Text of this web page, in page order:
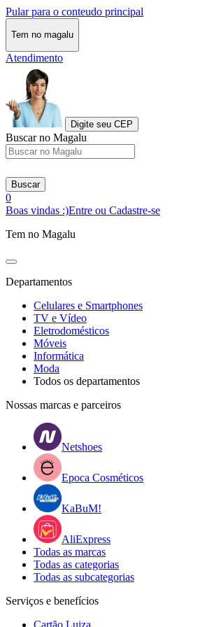
Pular para o conteudo principal
Tem no magalu
Atendimento
Digite seu CEP
Buscar no Magalu
Buscar
0
Boas vindas :)Entre ou Cadastre-se
Tem no Magalu
Departamentos
Celulares e Smartphones
TV e Vídeo
Eletrodomésticos
Móveis
Informática
Moda
Todos os departamentos
Nossas marcas e parceiros
Netshoes
Epoca Cosméticos
KaBuM!
AliExpress
Todas as marcas
Todas as categorias
Todas as subcategorias
Serviços e benefícios
Cartão Luiza